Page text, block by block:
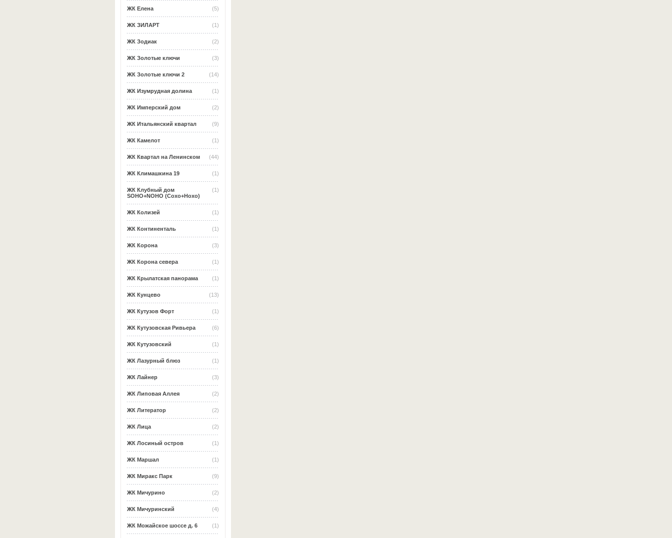
(5)
ЖК Елена
(1)
ЖК ЗИЛАРТ
(2)
ЖК Зодиак
(3)
ЖК Золотые ключи
(14)
ЖК Золотые ключи 2
(1)
ЖК Изумрудная долина
(2)
ЖК Имперский дом
(9)
ЖК Итальянский квартал
(1)
ЖК Камелот
(44)
ЖК Квартал на Ленинском
(1)
ЖК Климашкина 19
(1)
ЖК Клубный дом
SOHO+NOHO (Сохо+Нохо)
(1)
ЖК Колизей
(1)
ЖК Континенталь
(3)
ЖК Корона
(1)
ЖК Корона севера
(1)
ЖК Крылатская панорама
(13)
ЖК Кунцево
(1)
ЖК Кутузов Форт
(6)
ЖК Кутузовская Ривьера
(1)
ЖК Кутузовский
(1)
ЖК Лазурный блюз
(3)
ЖК Лайнер
(2)
ЖК Липовая Аллея
(2)
ЖК Литератор
(2)
ЖК Лица
(1)
ЖК Лосиный остров
(1)
ЖК Маршал
(9)
ЖК Миракс Парк
(2)
ЖК Мичурино
(4)
ЖК Мичуринский
(1)
ЖК Можайское шоссе д. 6